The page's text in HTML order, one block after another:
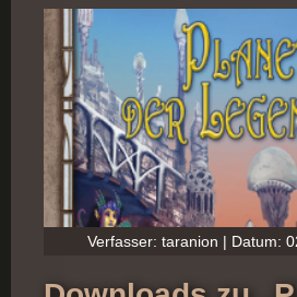
Verfasser: taranion | Datum: